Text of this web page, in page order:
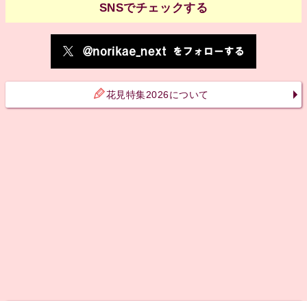
SNSでチェックする
花見特集2026について